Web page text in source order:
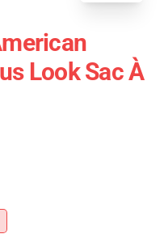
Look Sac À